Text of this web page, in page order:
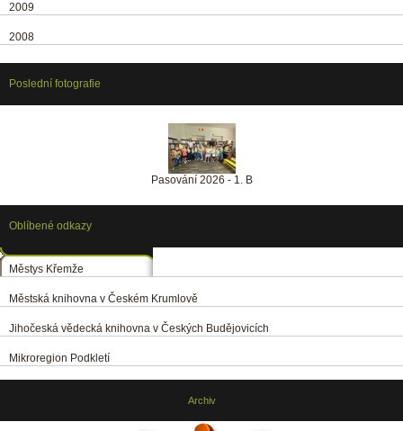
2009
2008
Poslední fotografie
Pasování 2026 - 1. B
Oblíbené odkazy
Městys Křemže
Městská knihovna v Českém Krumlově
Jihočeská vědecká knihovna v Českých Budějovicích
Mikroregion Podkletí
Archiv